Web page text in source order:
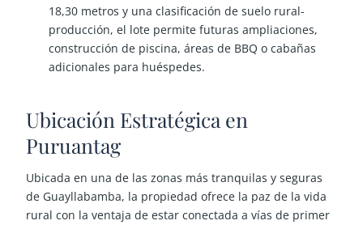
18,30 metros y una clasificación de suelo rural-
producción, el lote permite futuras ampliaciones,
construcción de piscina, áreas de BBQ o cabañas
adicionales para huéspedes.
Ubicación Estratégica en
Puruantag
Ubicada en una de las zonas más tranquilas y seguras
de Guayllabamba, la propiedad ofrece la paz de la vida
rural con la ventaja de estar conectada a vías de primer